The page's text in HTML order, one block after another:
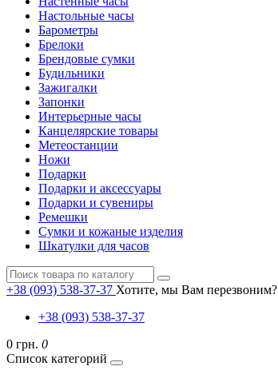
Настольные часы
Барометры
Брелоки
Брендовые сумки
Будильники
Зажигалки
Запонки
Интерьерные часы
Канцелярские товары
Метеостанции
Ножи
Подарки
Подарки и аксессуары
Подарки и сувениры
Ремешки
Сумки и кожаные изделия
Шкатулки для часов
+38 (093) 538-37-37 Хотите, мы Вам перезвоним?
+38 (093) 538-37-37
0 грн. 0
Список категорий